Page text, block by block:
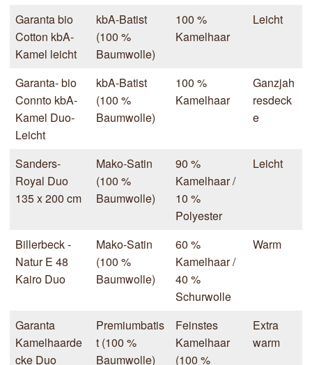
Garanta bio
Cotton kbA-
Kamel leicht
kbA-Batist
(100 %
Baumwolle)
100 %
Kamelhaar
Leicht
Garanta- bio
Connto kbA-
Kamel Duo-
Leicht
kbA-Batist
(100 %
Baumwolle)
100 %
Kamelhaar
Ganzjah
resdeck
e
Sanders-
Royal Duo
135 x 200 cm
Mako-Satin
(100 %
Baumwolle)
90 %
Kamelhaar /
10 %
Polyester
Leicht
Billerbeck -
Natur E 48
Kairo Duo
Mako-Satin
(100 %
Baumwolle)
60 %
Kamelhaar /
40 %
Schurwolle
Warm
Garanta
Kamelhaarde
cke Duo
Premiumbatis
t (100 %
Baumwolle)
Feinstes
Kamelhaar
(100 %
Extra
warm